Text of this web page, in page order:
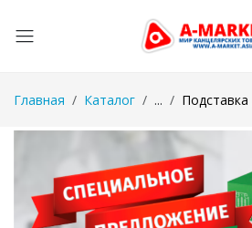
Главная Каталог ...